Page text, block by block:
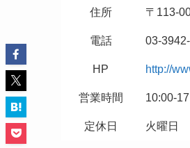
住所 〒113-
電話 03-
HP http://
営業時間 10:00-
定休日 火曜日